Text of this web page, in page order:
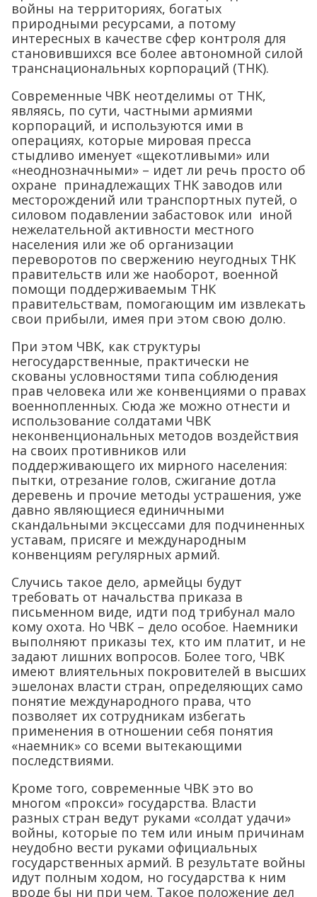
войны на территориях, богатых
природными ресурсами, а потому
интересных в качестве сфер контроля для
становившихся все более автономной силой
транснациональных корпораций (ТНК).
Современные ЧВК неотделимы от ТНК,
являясь, по сути, частными армиями
корпораций, и используются ими в
операциях, которые мировая пресса
стыдливо именует «щекотливыми» или
«неоднозначными» – идет ли речь просто об
охране принадлежащих ТНК заводов или
месторождений или транспортных путей, о
силовом подавлении забастовок или иной
нежелательной активности местного
населения или же об организации
переворотов по свержению неугодных ТНК
правительств или же наоборот, военной
помощи поддерживаемым ТНК
правительствам, помогающим им извлекать
свои прибыли, имея при этом свою долю.
При этом ЧВК, как структуры
негосударственные, практически не
скованы условностями типа соблюдения
прав человека или же конвенциями о правах
военнопленных. Сюда же можно отнести и
использование солдатами ЧВК
неконвенциональных методов воздействия
на своих противников или
поддерживающего их мирного населения:
пытки, отрезание голов, сжигание дотла
деревень и прочие методы устрашения, уже
давно являющиеся единичными
скандальными эксцессами для подчиненных
уставам, присяге и международным
конвенциям регулярных армий.
Случись такое дело, армейцы будут
требовать от начальства приказа в
письменном виде, идти под трибунал мало
кому охота. Но ЧВК – дело особое. Наемники
выполняют приказы тех, кто им платит, и не
задают лишних вопросов. Более того, ЧВК
имеют влиятельных покровителей в высших
эшелонах власти стран, определяющих само
понятие международного права, что
позволяет их сотрудникам избегать
применения в отношении себя понятия
«наемник» со всеми вытекающими
последствиями.
Кроме того, современные ЧВК это во
многом «прокси» государства. Власти
разных стран ведут руками «солдат удачи»
войны, которые по тем или иным причинам
неудобно вести руками официальных
государственных армий. В результате войны
идут полным ходом, но государства к ним
вроде бы ни при чем. Такое положение дел